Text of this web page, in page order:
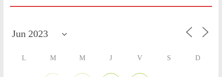
L M M J V S D